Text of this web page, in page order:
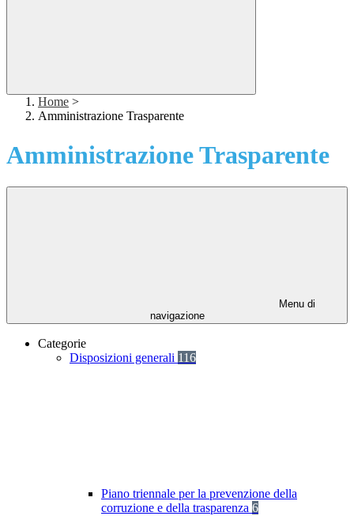
Home >
Amministrazione Trasparente
Amministrazione Trasparente
Menu di
navigazione
Categorie
Disposizioni generali 116
Piano triennale per la prevenzione della
corruzione e della trasparenza 6